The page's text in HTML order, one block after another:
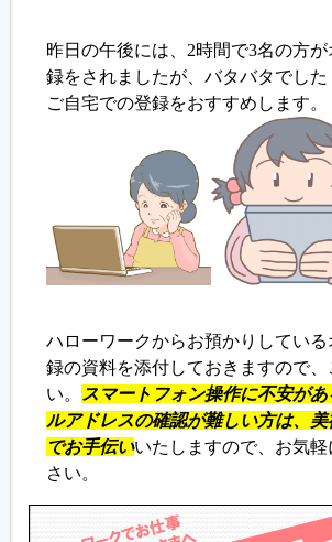
昨日の午後には、2時間で3名の方
録をされましたが、バタバタでした
ご自宅での登録をおすすめします。
ハローワークからお預かりしてい
録の資料を添付しておきますので、
い。
スマートフォン操作に不安が
ルアドレスの確認が難しい方は、
でお手伝いいたしますので、お気
さい。